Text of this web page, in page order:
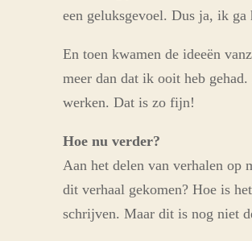
een geluksgevoel. Dus ja, ik ga
En toen kwamen de ideeën
meer dan dat ik ooit heb
werken. Dat is zo fijn!
Hoe nu verder?
Aan het delen van verhalen op
dit verhaal gekomen? Hoe is
schrijven. Maar dit is nog niet